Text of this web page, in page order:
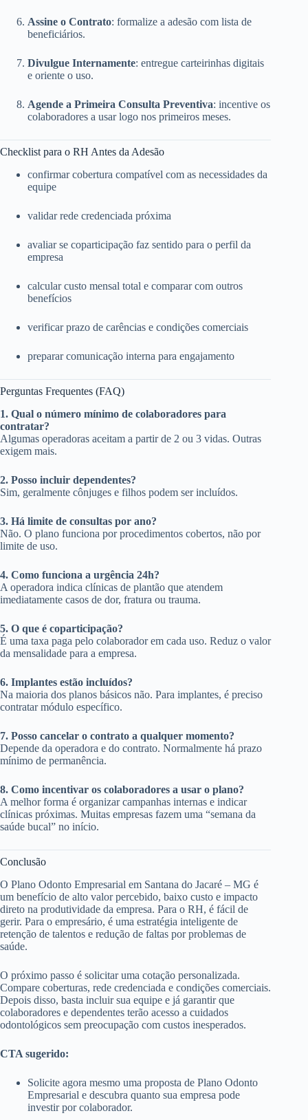
Assine o Contrato: formalize a adesão com lista de
beneficiários.
Divulgue Internamente: entregue carteirinhas digitais
e oriente o uso.
Agende a Primeira Consulta Preventiva: incentive os
colaboradores a usar logo nos primeiros meses.
Checklist para o RH Antes da Adesão
confirmar cobertura compatível com as necessidades da
equipe
validar rede credenciada próxima
avaliar se coparticipação faz sentido para o perfil da
empresa
calcular custo mensal total e comparar com outros
benefícios
verificar prazo de carências e condições comerciais
preparar comunicação interna para engajamento
Perguntas Frequentes (FAQ)
1. Qual o número mínimo de colaboradores para
contratar?
Algumas operadoras aceitam a partir de 2 ou 3 vidas. Outras
exigem mais.
2. Posso incluir dependentes?
Sim, geralmente cônjuges e filhos podem ser incluídos.
3. Há limite de consultas por ano?
Não. O plano funciona por procedimentos cobertos, não por
limite de uso.
4. Como funciona a urgência 24h?
A operadora indica clínicas de plantão que atendem
imediatamente casos de dor, fratura ou trauma.
5. O que é coparticipação?
É uma taxa paga pelo colaborador em cada uso. Reduz o valor
da mensalidade para a empresa.
6. Implantes estão incluídos?
Na maioria dos planos básicos não. Para implantes, é preciso
contratar módulo específico.
7. Posso cancelar o contrato a qualquer momento?
Depende da operadora e do contrato. Normalmente há prazo
mínimo de permanência.
8. Como incentivar os colaboradores a usar o plano?
A melhor forma é organizar campanhas internas e indicar
clínicas próximas. Muitas empresas fazem uma “semana da
saúde bucal” no início.
Conclusão
O Plano Odonto Empresarial em Santana do Jacaré – MG é
um benefício de alto valor percebido, baixo custo e impacto
direto na produtividade da empresa. Para o RH, é fácil de
gerir. Para o empresário, é uma estratégia inteligente de
retenção de talentos e redução de faltas por problemas de
saúde.
O próximo passo é solicitar uma cotação personalizada.
Compare coberturas, rede credenciada e condições comerciais.
Depois disso, basta incluir sua equipe e já garantir que
colaboradores e dependentes terão acesso a cuidados
odontológicos sem preocupação com custos inesperados.
CTA sugerido:
Solicite agora mesmo uma proposta de Plano Odonto
Empresarial e descubra quanto sua empresa pode
investir por colaborador.